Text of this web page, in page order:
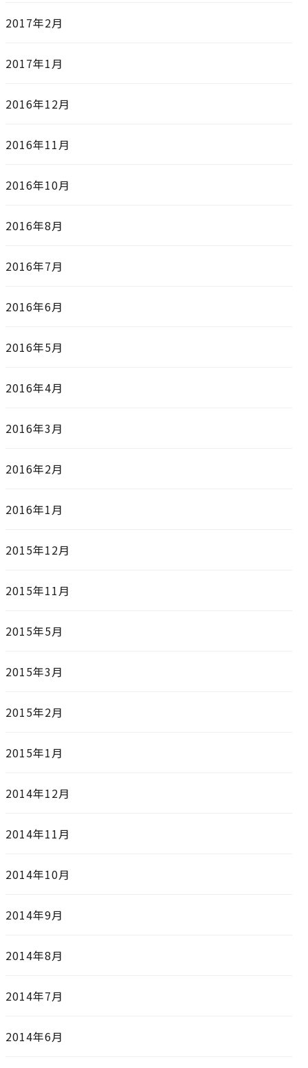
2017年2月
2017年1月
2016年12月
2016年11月
2016年10月
2016年8月
2016年7月
2016年6月
2016年5月
2016年4月
2016年3月
2016年2月
2016年1月
2015年12月
2015年11月
2015年5月
2015年3月
2015年2月
2015年1月
2014年12月
2014年11月
2014年10月
2014年9月
2014年8月
2014年7月
2014年6月